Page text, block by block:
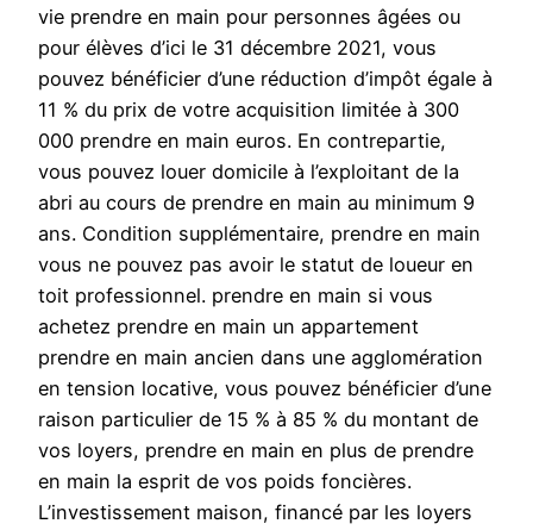
vie prendre en main pour personnes âgées ou
pour élèves d’ici le 31 décembre 2021, vous
pouvez bénéficier d’une réduction d’impôt égale à
11 % du prix de votre acquisition limitée à 300
000 prendre en main euros. En contrepartie,
vous pouvez louer domicile à l’exploitant de la
abri au cours de prendre en main au minimum 9
ans. Condition supplémentaire, prendre en main
vous ne pouvez pas avoir le statut de loueur en
toit professionnel. prendre en main si vous
achetez prendre en main un appartement
prendre en main ancien dans une agglomération
en tension locative, vous pouvez bénéficier d’une
raison particulier de 15 % à 85 % du montant de
vos loyers, prendre en main en plus de prendre
en main la esprit de vos poids foncières.
L’investissement maison, financé par les loyers